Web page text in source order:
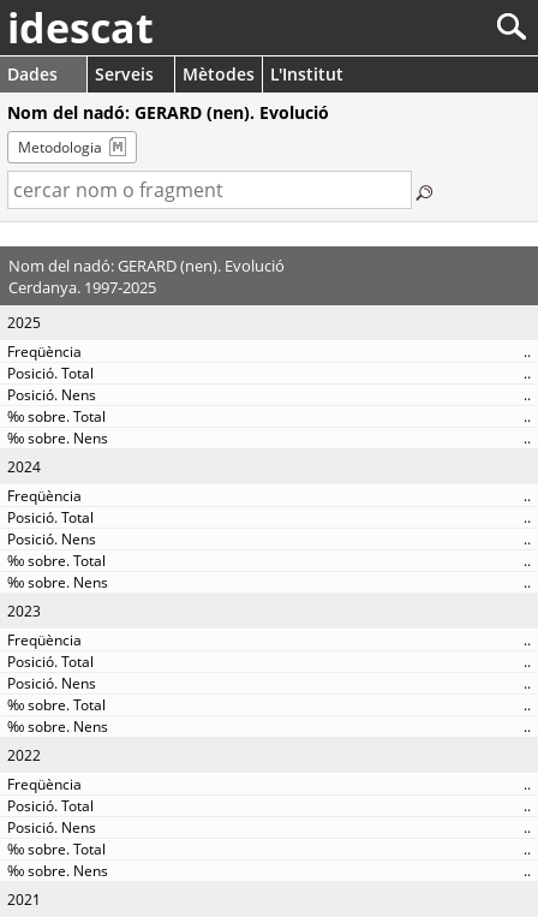
idescat
Dades Serveis Mètodes
L'Institut
Nom del nadó: GERARD (nen). Evolució
Metodologia
Nom del nadó: GERARD (nen). Evolució
Cerdanya. 1997-2025
2025
..
..
..
..
..
2024
..
..
..
..
..
2023
..
..
..
..
..
2022
..
..
..
..
..
2021